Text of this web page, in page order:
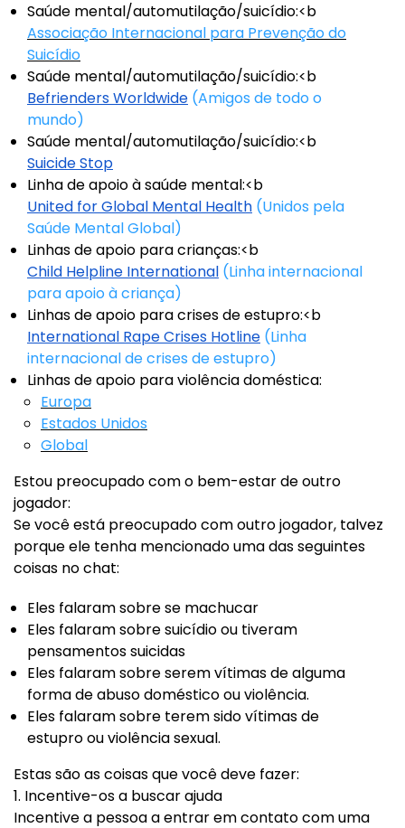
Saúde mental/automutilação/suicídio:<b
Associação Internacional para Prevenção do
Suicídio
Saúde mental/automutilação/suicídio:<b
Befrienders Worldwide (Amigos de todo o
mundo)
Saúde mental/automutilação/suicídio:<b
Suicide Stop
Linha de apoio à saúde mental:<b
United for Global Mental Health (Unidos pela
Saúde Mental Global)
Linhas de apoio para crianças:<b
Child Helpline International (Linha internacional
para apoio à criança)
Linhas de apoio para crises de estupro:<b
International Rape Crises Hotline (Linha
internacional de crises de estupro)
Linhas de apoio para violência doméstica:
Europa
Estados Unidos
Global
Estou preocupado com o bem-estar de outro
jogador:
Se você está preocupado com outro jogador, talvez
porque ele tenha mencionado uma das seguintes
coisas no chat:
Eles falaram sobre se machucar
Eles falaram sobre suicídio ou tiveram
pensamentos suicidas
Eles falaram sobre serem vítimas de alguma
forma de abuso doméstico ou violência.
Eles falaram sobre terem sido vítimas de
estupro ou violência sexual.
Estas são as coisas que você deve fazer:
1. Incentive-os a buscar ajuda
Incentive a pessoa a entrar em contato com uma